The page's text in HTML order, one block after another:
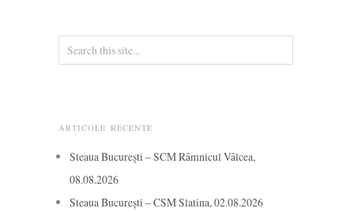
ARTICOLE RECENTE
Steaua București – SCM Râmnicul Vâlcea,
08.08.2026
Steaua București – CSM Slatina, 02.08.2026